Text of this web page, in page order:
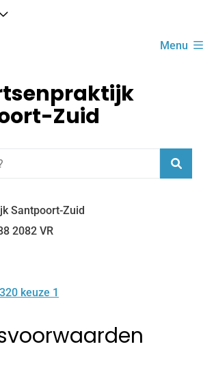
Menu
Zuid
Santpoort-Zuid
2082 VR
keuze 1